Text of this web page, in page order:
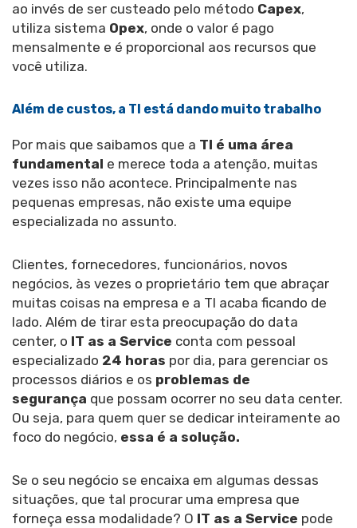
ao invés de ser custeado pelo método Capex,
utiliza sistema Opex, onde o valor é pago
mensalmente e é proporcional aos recursos que
você utiliza.
Além de custos, a TI está dando muito trabalho
Por mais que saibamos que a TI é uma área
fundamental e merece toda a atenção, muitas
vezes isso não acontece. Principalmente nas
pequenas empresas, não existe uma equipe
especializada no assunto.
Clientes, fornecedores, funcionários, novos
negócios, às vezes o proprietário tem que abraçar
muitas coisas na empresa e a TI acaba ficando de
lado. Além de tirar esta preocupação do data
center, o IT as a Service conta com pessoal
especializado 24 horas por dia, para gerenciar os
processos diários e os problemas de
segurança que possam ocorrer no seu data center.
Ou seja, para quem quer se dedicar inteiramente ao
foco do negócio, essa é a solução.
Se o seu negócio se encaixa em algumas dessas
situações, que tal procurar uma empresa que
forneça essa modalidade? O IT as a Service pode